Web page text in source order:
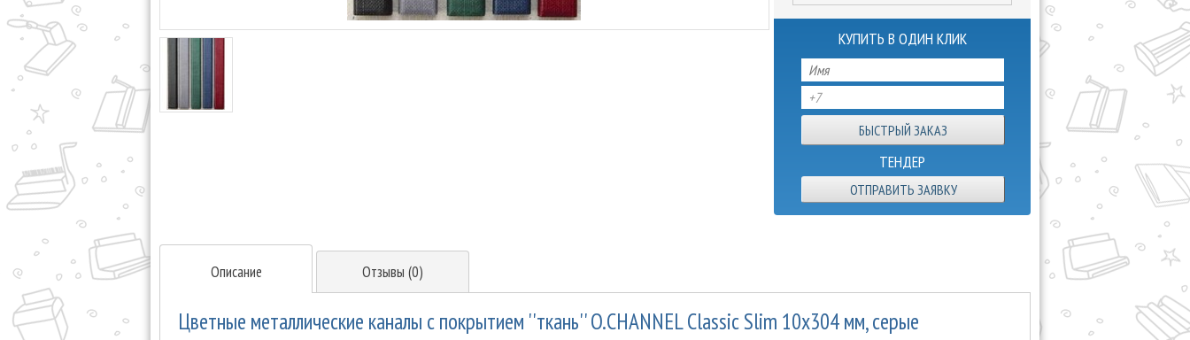
КУПИТЬ В ОДИН КЛИК
ТЕНДЕР
ОТПРАВИТЬ ЗАЯВКУ
Описание Отзывы (0)
Цветные металлические каналы с покрытием ''ткань'' O.CHANNEL Classic Slim 10х304 мм, серые